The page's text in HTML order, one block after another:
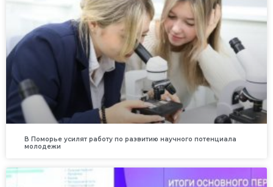
В Поморье усилят работу по развитию научного потенциала
молодежи